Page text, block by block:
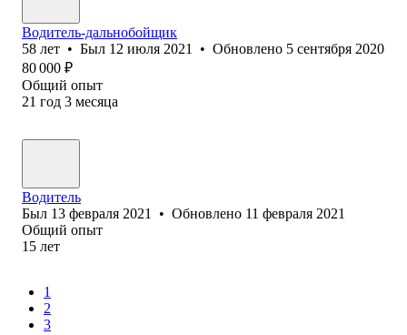
Водитель-дальнобойщик
58 лет • Был 12 июля 2021 • Обновлено 5 сентября 2020
80 000 ₽
Общий опыт
21 год 3 месяца
Водитель
Был 13 февраля 2021 • Обновлено 11 февраля 2021
Общий опыт
15 лет
1
2
3